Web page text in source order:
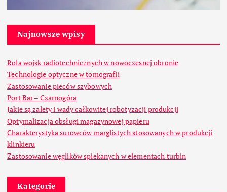
Najnowsze wpisy
Rola wojsk radiotechnicznych w nowoczesnej obronie
Technologie optyczne w tomografii
Zastosowanie pieców szybowych
Port Bar – Czarnogóra
Jakie są zalety i wady całkowitej robotyzacji produkcji
Optymalizacja obsługi magazynowej papieru
Charakterystyka surowców marglistych stosowanych w produkcji
klinkieru
Zastosowanie węglików spiekanych w elementach turbin
Kategorie